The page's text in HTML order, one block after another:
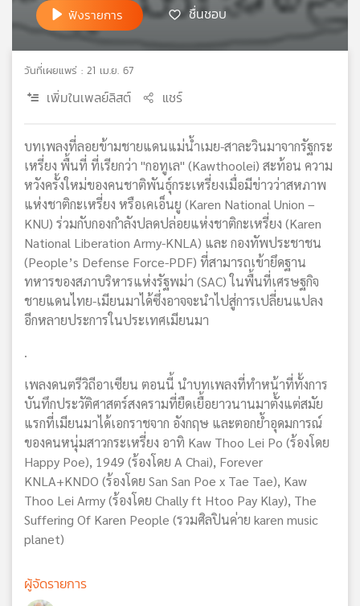
ฟังรายการ ชื่นชอบ
วันที่เผยแพร่ : 21 เม.ย. 67
เพิ่มในเพลย์ลิสต์ แชร์
บทเพลงที่ลอยข้ามชายแดนแม่น้ำเมย-สาละวินมาจากรัฐกระ
เหรี่ยง พื้นที่ ที่เรียกว่า "กอทูเล" (Kawthoolei) สะท้อน ความ
หวังครั้งใหม่ของคนชาติพันธุ์กระเหรี่ยงเมื่อมีข่าวว่าสหภาพ
แห่งชาติกะเหรี่ยง หรือเคเอ็นยู (Karen National Union –
KNU) ร่วมกับกองกำลังปลดปล่อยแห่งชาติกะเหรี่ยง (Karen
National Liberation Army-KNLA) และ กองทัพประชาชน
(People’s Defense Force-PDF) ที่สามารถเข้ายึดฐาน
ทหารของสภาบริหารแห่งรัฐพม่า (SAC) ในพื้นที่เศรษฐกิจ
ชายแดนไทย-เมียนมาได้ซึ่งอาจจะนำไปสู่การเปลี่ยนแปลง
อีกหลายประการในประเทศเมียนมา
.
เพลงดนตรีวิถีอาเซียน ตอนนี้ นำบทเพลงที่ทำหน้าที่ทั้งการ
บันทึกประวัติศาสตร์สงครามที่ยืดเยื้อยาวนานมาตั้งแต่สมัย
แรกที่เมียนมาได้เอกราชจาก อังกฤษ และตอกย้ำอุดมการณ์
ของคนหนุ่มสาวกระเหรี่ยง อาทิ Kaw Thoo Lei Po (ร้องโดย
Happy Poe), 1949 (ร้องโดย A Chai), Forever
KNLA+KNDO (ร้องโดย San San Poe x Tae Tae), Kaw
Thoo Lei Army (ร้องโดย Chally ft Htoo Pay Klay), The
Suffering Of Karen People (รวมศิลปินค่าย karen music
planet)
ผู้จัดรายการ